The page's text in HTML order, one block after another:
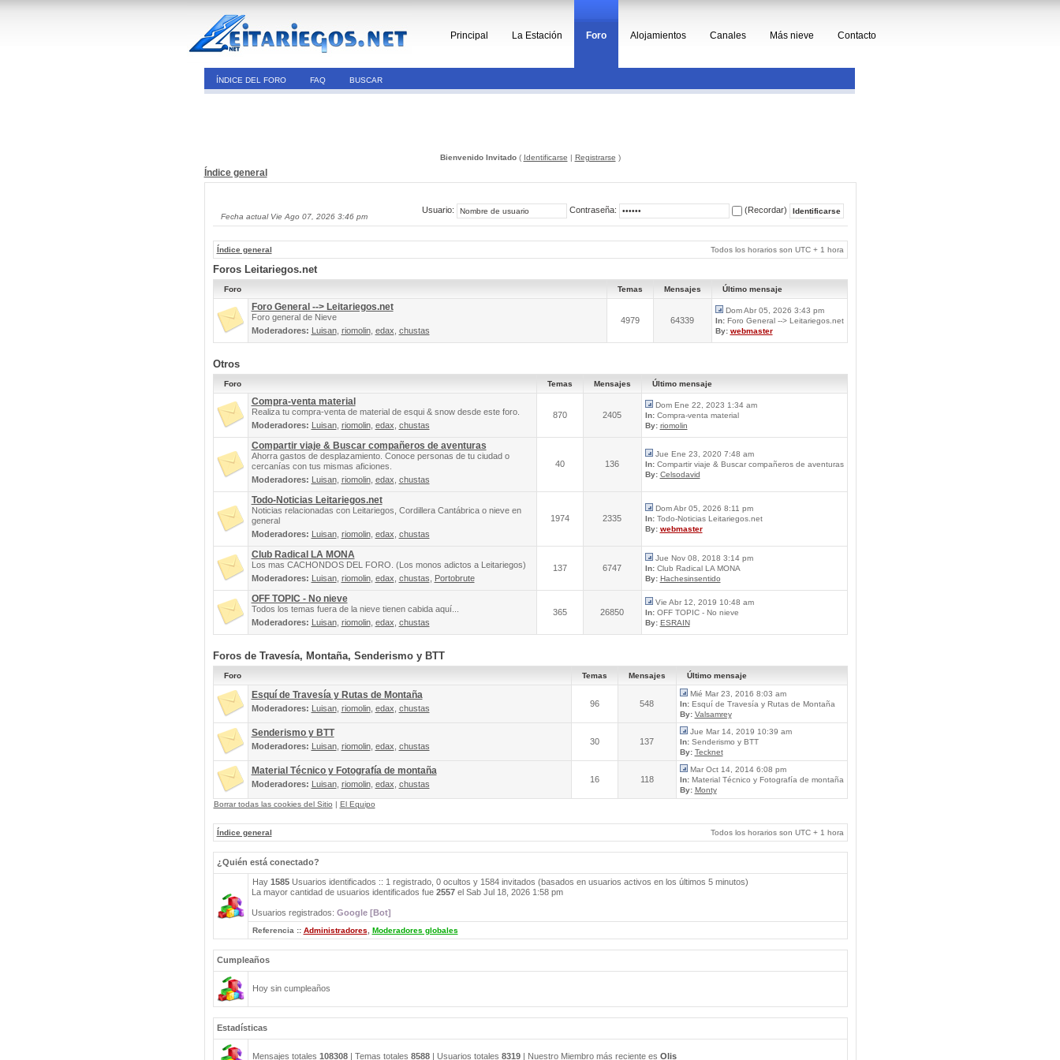
Principal La Estación Foro Alojamientos Canales Más nieve Contacto
ÍNDICE DEL FORO FAQ BUSCAR
Bienvenido Invitado( Identificarse | Registrarse )
Índice general
Fecha actual Vie Ago 07, 2026 3:46 pm
Usuario: Contraseña: (Recordar)
Índice general Todos los horarios son UTC + 1 hora
Foros Leitariegos.net
Foro Temas Mensajes Último mensaje
Foro General --> Leitariegos.net
Foro general de Nieve
Moderadores: Luisan, riomolin, edax chustas
4979 64339
Dom Abr 05, 2026 3:43 pm
In:Foro General --> Leitariegos.net
By: webmaster
Otros
Foro Temas Mensajes Último mensaje
Compra-venta material
Realiza tu compra-venta de material de esqui & snow desde este foro.
Moderadores: Luisan, riomolin, edax chustas
870 2405
Dom Ene 22, 2023 1:34 am
In:Compra-venta material
By: riomolin
Compartir viaje & Buscar compañeros de aventuras
Ahorra gastos de desplazamiento. Conoce personas de tu ciudad o
cercanías con tus mismas aficiones.
Moderadores: Luisan, riomolin, edax chustas
40 136
Jue Ene 23, 2020 7:48 am
In:Compartir viaje & Buscar compañeros de aventuras
By: Celsodavid
Todo-Noticias Leitariegos.net
Noticias relacionadas con Leitariegos, Cordillera Cantábrica o nieve en
general
Moderadores: Luisan, riomolin, edax chustas
1974 2335
Dom Abr 05, 2026 8:11 pm
In:Todo-Noticias Leitariegos.net
By: webmaster
Club Radical LA MONA
Los mas CACHONDOS DEL FORO. (Los monos adictos a Leitariegos)
Moderadores: Luisan, riomolin, edax chustas Portobrute
137 6747
Jue Nov 08, 2018 3:14 pm
In:Club Radical LA MONA
By: Hachesinsentido
OFF TOPIC - No nieve
Todos los temas fuera de la nieve tienen cabida aquí...
Moderadores: Luisan, riomolin, edax chustas
365 26850
Vie Abr 12, 2019 10:48 am
In:OFF TOPIC - No nieve
By: ESRAIN
Foros de Travesía, Montaña, Senderismo y BTT
Foro Temas Mensajes Último mensaje
Esquí de Travesía y Rutas de Montaña
Moderadores: Luisan, riomolin, edax chustas 96 548
Mié Mar 23, 2016 8:03 am
In:Esquí de Travesía y Rutas de Montaña
By: Valsamrey
Senderismo y BTT
Moderadores: Luisan, riomolin, edax chustas 30 137
Jue Mar 14, 2019 10:39 am
In:Senderismo y BTT
By: Tecknet
Material Técnico y Fotografía de montaña
Moderadores: Luisan, riomolin, edax chustas 16 118
Mar Oct 14, 2014 6:08 pm
In:Material Técnico y Fotografía de montaña
By: Monty
Borrar todas las cookies del Sitio | El Equipo
Índice general Todos los horarios son UTC + 1 hora
¿Quién está conectado?
Hay 1585Usuarios identificados :: 1 registrado, 0 ocultos y 1584 invitados (basados en usuarios activos en los últimos 5 minutos)
La mayor cantidad de usuarios identificados fue 2557el Sab Jul 18, 2026 1:58 pm
Usuarios registrados: Google [Bot]
Referencia :: Administradores Moderadores globales
Cumpleaños
Hoy sin cumpleaños
Estadísticas
Mensajes totales 108308| Temas totales 8588| Usuarios totales 8319| Nuestro Miembro más reciente es Olis